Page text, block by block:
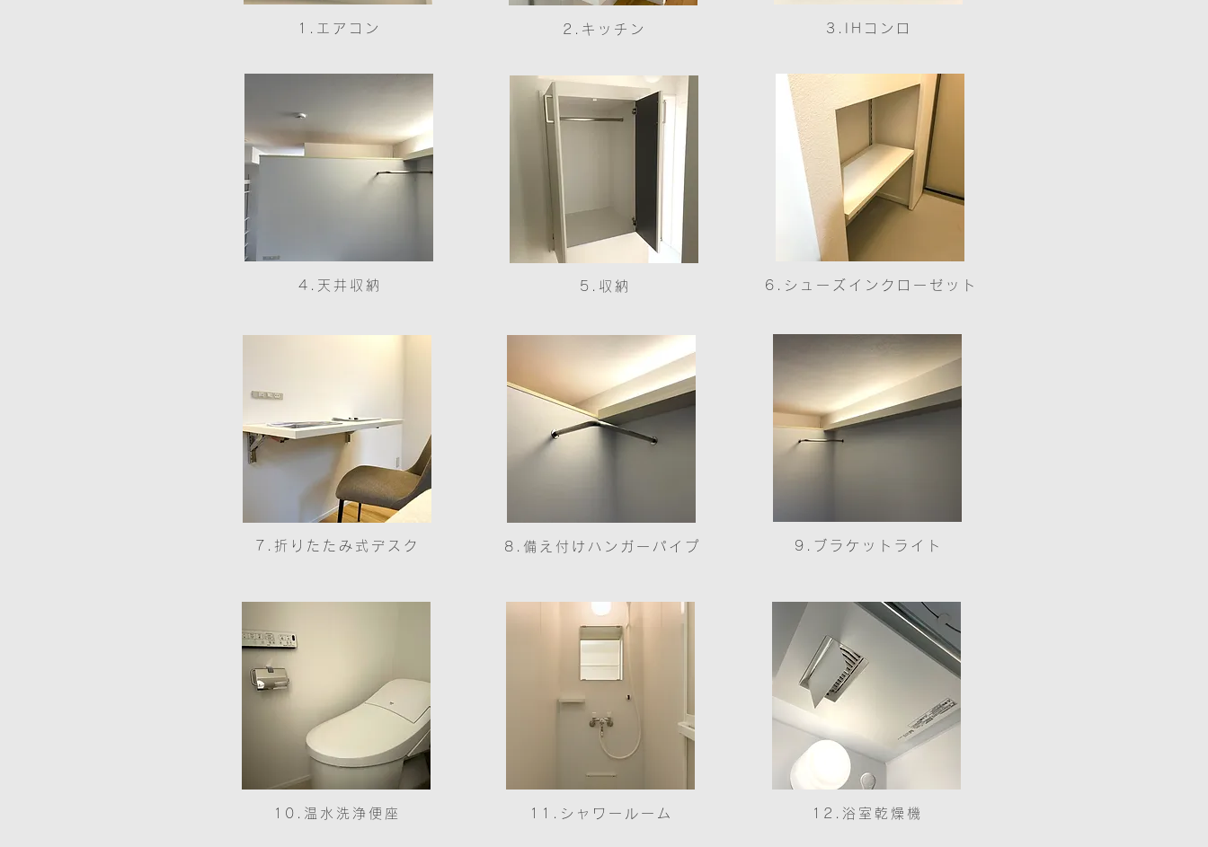
1.エアコン
4.天井収納
2.キッチン
5.収納
3.IHコンロ
6.シューズインクローゼット
7.折りたたみ式デスク 8.備え付けハンガーパイプ 9.ブラケットライト
10.温水洗浄便座 11.シャワールーム 12.浴室乾燥機